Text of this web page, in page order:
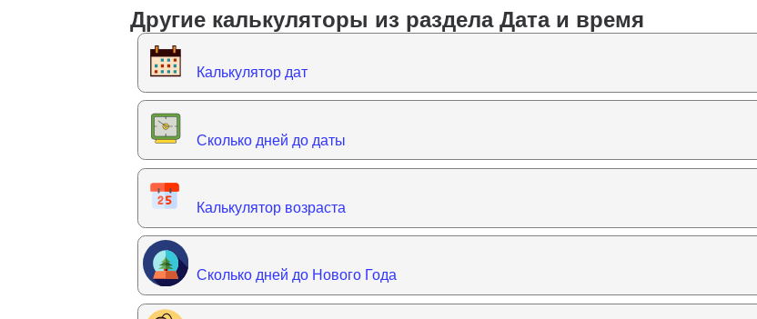
Другие калькуляторы из раздела Дата и время
Калькулятор дат
Сколько дней до даты
Калькулятор возраста
Сколько дней до Нового Года